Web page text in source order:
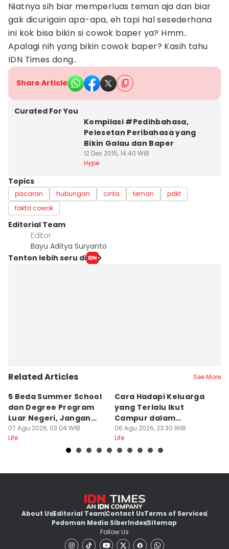
Niatnya sih biar memperluas teman aja dan biar
gak dicurigain apa-apa, eh tapi hal sesederhana
ini kok bisa bikin si cowok baper ya? Hmm..
Apalagi nih yang bikin cowok baper? Kasih tahu
IDN Times dong..
Share Article
Curated For You
Kompilasi #Pedihbahasa,
Pelesetan Peribahasa yang
Bikin Galau dan Baper
12 Des 2015, 14:40 WIB
Hype
Topics
pacaran hubungan cinta teman
pdkt
fakta cowok
Editorial Team
Editor
Bayu Aditya Suryanto
Tonton lebih seru di
Related Articles See More
5 Beda Summer School
dan Degree Program
Luar Negeri, Jangan
Salah
07 Agu 2026, 03:04 WIB
Life
Cara Hadapi Keluarga
yang Terlalu Ikut
Campur dalam
Persiapan Nikah
06 Agu 2026, 23:30 WIB
Life
About UsEditorial TeamContact UsTerms of Services
Pedoman Media SiberIndexSitemap
Follow Us